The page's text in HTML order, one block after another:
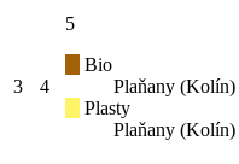
3 4
5
Bio
Plaňany (Kolín)
Plasty
Plaňany (Kolín)